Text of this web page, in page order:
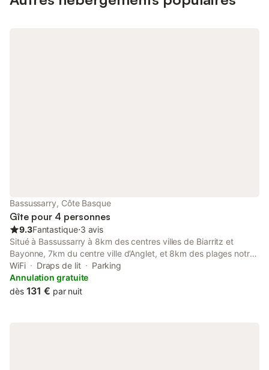
Bassussarry, Côte Basque
Gîte pour 4 personnes
9.3Fantastique⋅3 avis
Situé à Bassussarry à 8km des centres villes de Biarritz et
Bayonne, 7km du centre ville d’Anglet, et 8km des plages notre
logement vous accueille pour profiter d’un séjour au calme entre
mer et montagne au Pays-Basque. Aéroport de Biarritz : 7km
Gare de Biarritz : 5km T2 indépendant attenant à notre
WiFi Draps de lit
Parking
Annulation gratuite
dès 131 € par nuit